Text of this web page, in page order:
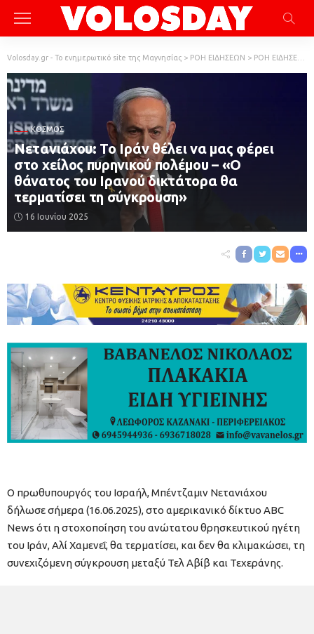
Volosday.gr - Το ενημερωτικό site της Μαγνησίας > ΡΟΗ ΕΙΔΗΣΕΩΝ > ΡΟΗ ΕΙΔΗΣΕΩΝ
ΚΌΣΜΟΣ
Νετανιάχου: Το Ιράν θέλει να μας φέρει
στο χείλος πυρηνικού πολέμου – «Ο
θάνατος του Ιρανού δικτάτορα θα
τερματίσει τη σύγκρουση»
16 Ιουνίου 2025
Ο πρωθυπουργός του Ισραήλ, Μπέντζαμιν Νετανιάχου
δήλωσε σήμερα (16.06.2025), στο αμερικανικό δίκτυο ABC
News ότι η στοχοποίηση του ανώτατου θρησκευτικού ηγέτη
του Ιράν, Αλί Χαμενεΐ, θα τερματίσει, και δεν θα κλιμακώσει, τη
συνεχιζόμενη σύγκρουση μεταξύ Τελ Αβίβ και Τεχεράνης.